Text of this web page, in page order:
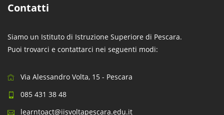
Contatti
Siamo un Istituto di Istruzione Superiore di Pescara.
Puoi trovarci e contattarci nei seguenti modi:
Via Alessandro Volta, 15 - Pescara
085 431 38 48
learntoact@iisvoltapescara.edu.it